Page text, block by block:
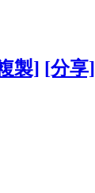
製] [分享]